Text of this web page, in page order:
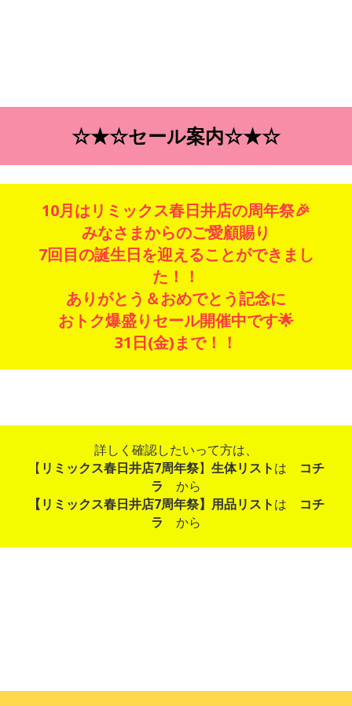
☆★☆セール案内☆★☆
10月はリミックス春日井店の周年祭🎉
みなさまからのご愛顧賜り
7回目の誕生日を迎えることができまし
た！！
ありがとう＆おめでとう記念に
おトク爆盛りセール開催中です🌟
31日(金)まで！！
詳しく確認したいって方は、
【 リミックス春日井店7周年祭】 生体リストは
コチ
ラ から
【リミックス春日井店7周年祭】用品リストは
コチ
ラ から